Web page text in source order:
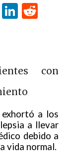
Line
con
a los
a llevar
debido a
vida normal.